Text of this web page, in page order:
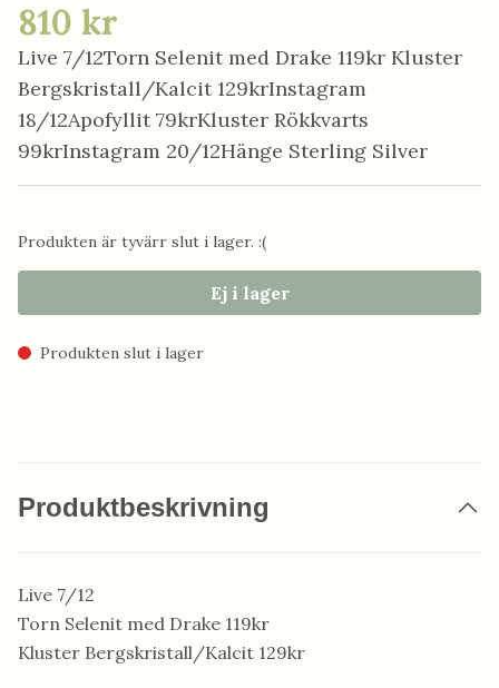
810 kr
Live 7/12Torn Selenit med Drake 119kr Kluster
Bergskristall/Kalcit 129krInstagram
18/12Apofyllit 79krKluster Rökkvarts
99krInstagram 20/12Hänge Sterling Silver
Produkten är tyvärr slut i lager. :(
Ej i lager
Produkten slut i lager
Produktbeskrivning
Live 7/12
Torn Selenit med Drake 119kr
Kluster Bergskristall/Kalcit 129kr